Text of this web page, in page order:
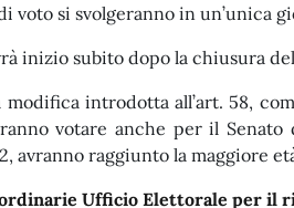
voto si svolgeranno in un’unica
inizio subito dopo la chiusura
introdotta all’art. 58,
votare anche per il
avranno raggiunto la maggiore
Ufficio Elettorale per il